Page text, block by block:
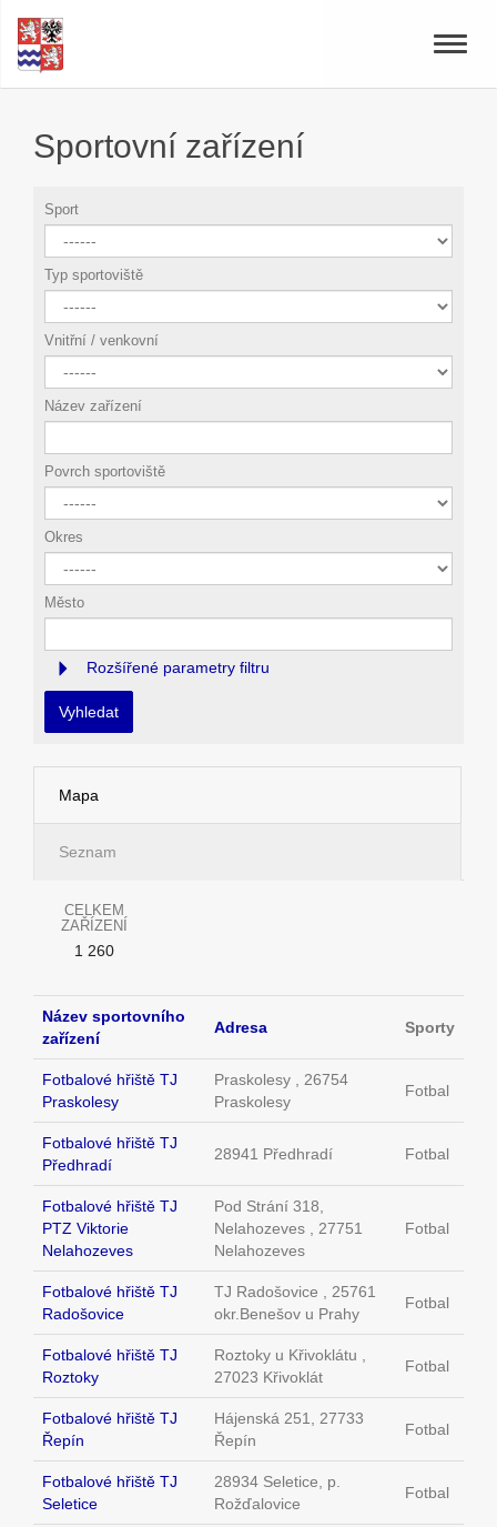
Toggle
Sportovní zařízení
Sport
Typ sportoviště
Vnitřní / venkovní
Název zařízení
Povrch sportoviště
Okres
Město
Rozšířené parametry filtru
Vyhledat
Mapa
Seznam
CELKEM
ZAŘÍZENÍ
1 260
Název sportovního
zařízení
Adresa Sporty
Fotbalové hřiště TJ
Praskolesy
Praskolesy , 26754
Praskolesy
Fotbal
Fotbalové hřiště TJ
Předhradí
28941 Předhradí Fotbal
Fotbalové hřiště TJ
PTZ Viktorie
Nelahozeves
Pod Strání 318,
Nelahozeves , 27751
Nelahozeves
Fotbal
Fotbalové hřiště TJ
Radošovice
TJ Radošovice , 25761
okr.Benešov u Prahy
Fotbal
Fotbalové hřiště TJ
Roztoky
Roztoky u Křivoklátu ,
27023 Křivoklát
Fotbal
Fotbalové hřiště TJ
Řepín
Hájenská 251, 27733
Řepín
Fotbal
Fotbalové hřiště TJ
Seletice
28934 Seletice, p.
Rožďalovice
Fotbal